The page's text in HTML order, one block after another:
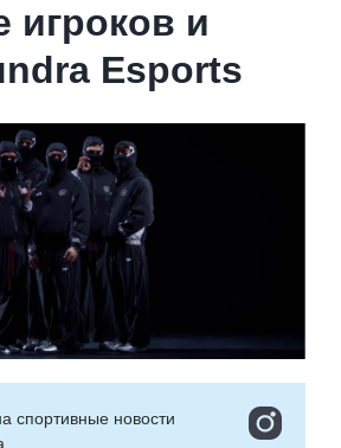
игроков и
Esports
cпортивные новости